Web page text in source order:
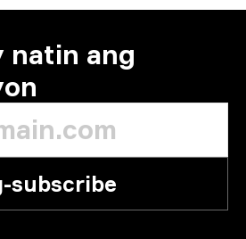
natin ang
subscribe